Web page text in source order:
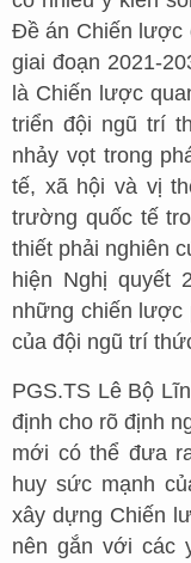
Đề án Chiến lược
giai đoạn 2021-
là Chiến lược
triển đội ngũ trí
nhảy vọt trong
tế, xã hội và vị
trường quốc tế
thiết phải nghiên
hiện Nghị quyết
những chiến lược
của đội ngũ trí
PGS.TS Lê Bộ
định cho rõ định
mới có thể đưa
huy sức mạnh
xây dựng Chiến
nên gắn với các